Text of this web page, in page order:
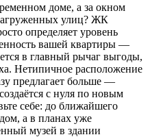
доме, а за окном
улиц? ЖК
определяет уровень
вашей квартиры —
в главный рычаг выгоды,
Нетипичное расположение
предлагает больше —
с нуля по новым
себе: до ближайшего
а в планах уже
музей в здании